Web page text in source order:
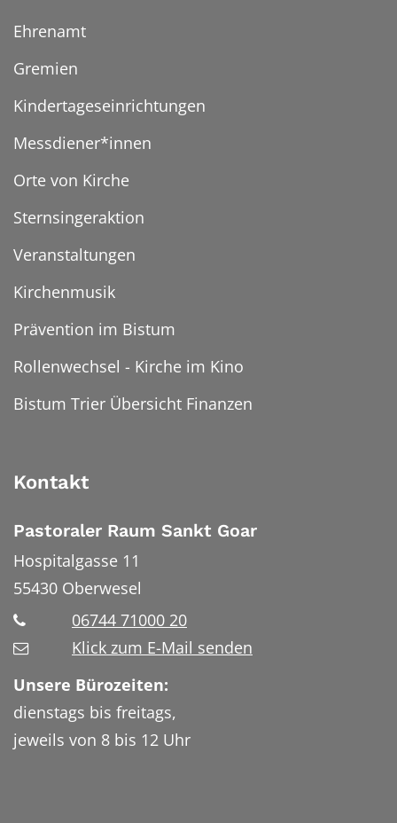
Ehrenamt
Gremien
Kindertageseinrichtungen
Messdiener*innen
Orte von Kirche
Sternsingeraktion
Veranstaltungen
Kirchenmusik
Prävention im Bistum
Rollenwechsel - Kirche im Kino
Bistum Trier Übersicht Finanzen
Kontakt
Pastoraler Raum Sankt Goar
Hospitalgasse 11
55430 Oberwesel
06744 71000 20
Klick zum E-Mail senden
Unsere Bürozeiten:
dienstags bis freitags,
jeweils von 8 bis 12 Uhr